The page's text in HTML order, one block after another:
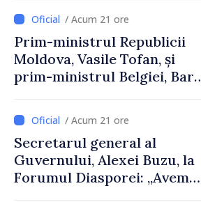
/ Acum 21 ore
Prim-ministrul Republicii
Moldova, Vasile Tofan, și
prim-ministrul Belgiei, Bart
despre parcursul european
al Republicii Moldova.
/ Acum 21 ore
Secretarul general al
Guvernului, Alexei Buzu, la
Forumul Diasporei: „Avem